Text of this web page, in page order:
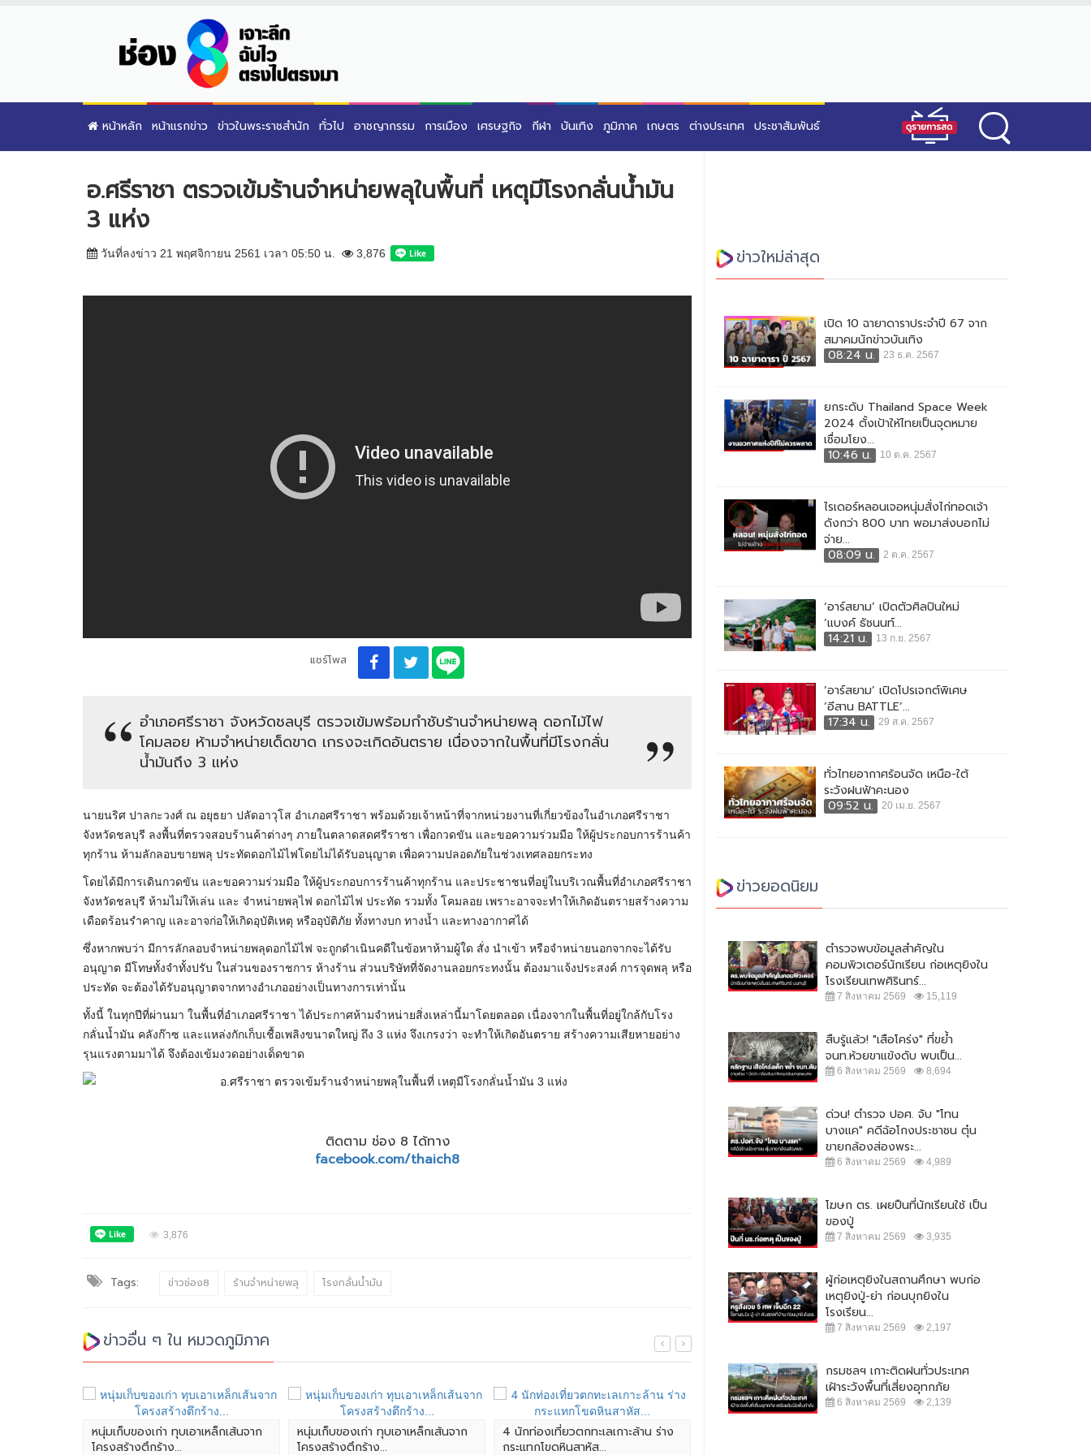
หน้าหลัก หน้าแรกข่าว ข่าวในพระราชสำนัก ทั่วไป อาชญากรรม การเมือง เศรษฐกิจ กีฬา บันเทิง ภูมิภาค เกษตร ต่างประเทศ ประชาสัมพันธ์
อ.ศรีราชา ตรวจเข้มร้านจำหน่ายพลุในพื้นที่ เหตุมีโรงกลั่นน้ำมัน
3 แห่ง
วันที่ลงข่าว 21 พฤศจิกายน 2561 เวลา 05:50 น. 3,876
แชร์โพส
อำเภอศรีราชา จังหวัดชลบุรี ตรวจเข้มพร้อมกำชับร้านจำหน่ายพลุ ดอกไม้ไฟ
โคมลอย ห้ามจำหน่ายเด็ดขาด เกรงจะเกิดอันตราย เนื่องจากในพื้นที่มีโรงกลั่น
น้ำมันถึง 3 แห่ง
นายนริศ ปาลกะวงศ์ ณ อยุธยา ปลัดอาวุโส อำเภอศรีราชา พร้อมด้วยเจ้าหน้าที่จากหน่วยงานที่เกี่ยวข้องในอำเภอศรีราชา
จังหวัดชลบุรี ลงพื้นที่ตรวจสอบร้านค้าต่างๆ ภายในตลาดสดศรีราชา เพื่อกวดขัน และขอความร่วมมือ ให้ผู้ประกอบการร้านค้า
ทุกร้าน ห้ามลักลอบขายพลุ ประทัดดอกไม้ไฟโดยไม่ได้รับอนุญาต เพื่อความปลอดภัยในช่วงเทศลอยกระทง
โดยได้มีการเดินกวดขัน และขอความร่วมมือ ให้ผู้ประกอบการร้านค้าทุกร้าน และประชาชนที่อยู่ในบริเวณพื้นที่อำเภอศรีราชา
จังหวัดชลบุรี ห้ามไม่ให้เล่น และ จำหน่ายพลุไฟ ดอกไม้ไฟ ประทัด รวมทั้ง โคมลอย เพราะอาจจะทำให้เกิดอันตรายสร้างความ
เดือดร้อนรำคาญ และอาจก่อให้เกิดอุบัติเหตุ หรืออุบัติภัย ทั้งทางบก ทางน้ำ และทางอากาศได้
ซึ่งหากพบว่า มีการลักลอบจำหน่ายพลุดอกไม้ไฟ จะถูกดำเนินคดีในข้อหาห้ามผู้ใด สั่ง นำเข้า หรือจำหน่ายนอกจากจะได้รับ
อนุญาต มีโทษทั้งจำทั้งปรับ ในส่วนของราชการ ห้างร้าน ส่วนบริษัทที่จัดงานลอยกระทงนั้น ต้องมาแจ้งประสงค์ การจุดพลุ หรือ
ประทัด จะต้องได้รับอนุญาตจากทางอำเภออย่างเป็นทางการเท่านั้น
ทั้งนี้ ในทุกปีที่ผ่านมา ในพื้นที่อำเภอศรีราชา ได้ประกาศห้ามจำหน่ายสิ่งเหล่านี้มาโดยตลอด เนื่องจากในพื้นที่อยู่ใกล้กับโรง
กลั่นน้ำมัน คลังก๊าซ และแหล่งกักเก็บเชื้อเพลิงขนาดใหญ่ ถึง 3 แห่ง จึงเกรงว่า จะทำให้เกิดอันตราย สร้างความเสียหายอย่าง
รุนแรงตามมาได้ จึงต้องเข้มงวดอย่างเด็ดขาด
ติดตาม ช่อง 8 ได้ทาง
facebook.com/thaich8
3,876
Tags: ข่าวช่อง8 ร้านจำหน่ายพลุ โรงกลั่นน้ำมัน
ข่าวอื่น ๆ ใน หมวดภูมิภาค
หนุ่มเก็บของเก่า ทุบเอาเหล็กเส้นจาก
โครงสร้างตึกร้าง...
หนุ่มเก็บของเก่า ทุบเอาเหล็กเส้นจาก
โครงสร้างตึกร้าง...
4 นักท่องเที่ยวตกทะเลเกาะล้าน ร่าง
กระแทกโขดหินสาหัส...
ข่าวใหม่ล่าสุด
เปิด 10 ฉายาดาราประจำปี 67 จาก
สมาคมนักข่าวบันเทิง
08:24 น.
23 ธ.ค. 2567
ยกระดับ Thailand Space Week
2024 ตั้งเป้าให้ไทยเป็นจุดหมาย
เชื่อมโยง...
10:46 น.
10 ต.ค. 2567
ไรเดอร์หลอนเจอหนุ่มสั่งไก่ทอดเจ้า
ดังกว่า 800 บาท พอมาส่งบอกไม่
จ่าย...
08:09 น.
2 ต.ค. 2567
‘อาร์สยาม’ เปิดตัวศิลปินใหม่
‘แบงค์ ธัชนนท์...
14:21 น.
13 ก.ย. 2567
‘อาร์สยาม’ เปิดโปรเจกต์พิเศษ
‘อีสาน BATTLE’...
17:34 น.
29 ส.ค. 2567
ทั่วไทยอากาศร้อนจัด เหนือ-ใต้
ระวังฝนฟ้าคะนอง
09:52 น.
20 เม.ย. 2567
ข่าวยอดนิยม
ตำรวจพบข้อมูลสำคัญใน
คอมพิวเตอร์นักเรียน ก่อเหตุยิงใน
โรงเรียนเทพศิรินทร์...
7 สิงหาคม 2569 15,119
สืบรู้แล้ว! "เสือโคร่ง" ที่ขย้ำ
จนท.ห้วยขาแข้งดับ พบเป็น...
6 สิงหาคม 2569 8,694
ด่วน! ตำรวจ ปอศ. จับ "โทน
บางแค" คดีฉ้อโกงประชาชน ตุ๋น
ขายกล้องส่องพระ...
6 สิงหาคม 2569 4,989
โฆษก ตร. เผยปืนที่นักเรียนใช้ เป็น
ของปู่
7 สิงหาคม 2569 3,935
ผู้ก่อเหตุยิงในสถานศึกษา พบก่อ
เหตุยิงปู่-ย่า ก่อนบุกยิงใน
โรงเรียน...
7 สิงหาคม 2569 2,197
กรมชลฯ เกาะติดฝนทั่วประเทศ
เฝ้าระวังพื้นที่เสี่ยงอุทกภัย
6 สิงหาคม 2569 2,139